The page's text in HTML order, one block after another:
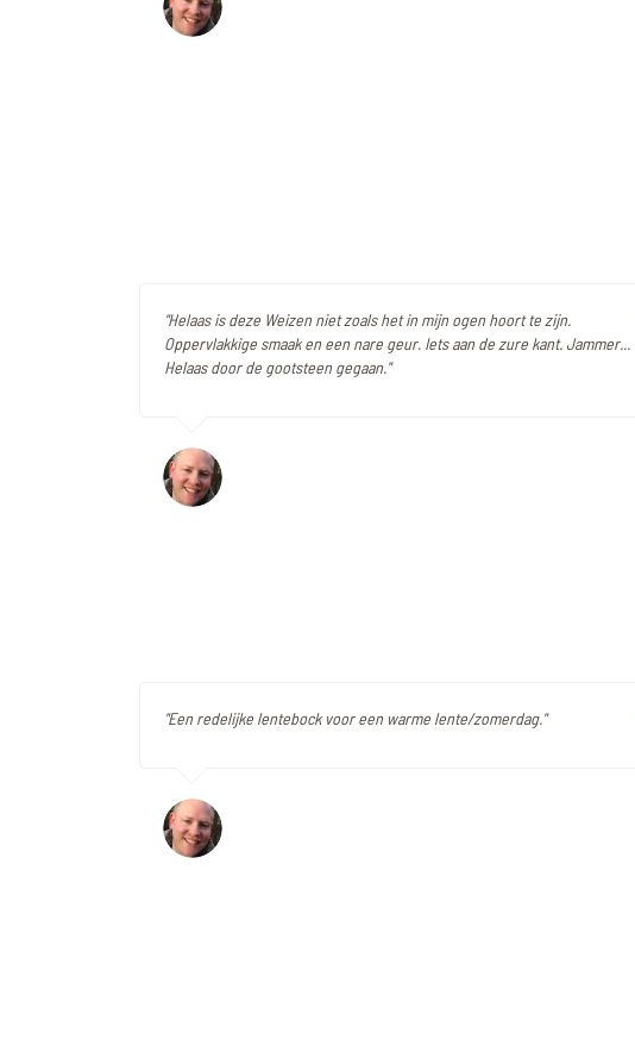
"Helaas is deze Weizen niet zoals het in mijn ogen hoort te zijn.
Oppervlakkige smaak en een nare geur. Iets aan de zure kant. Jammer...
Helaas door de gootsteen gegaan."
"Een redelijke lentebock voor een warme lente/zomerdag."